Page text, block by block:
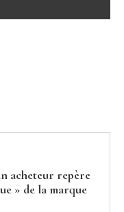
acheteur repère
» de la marque